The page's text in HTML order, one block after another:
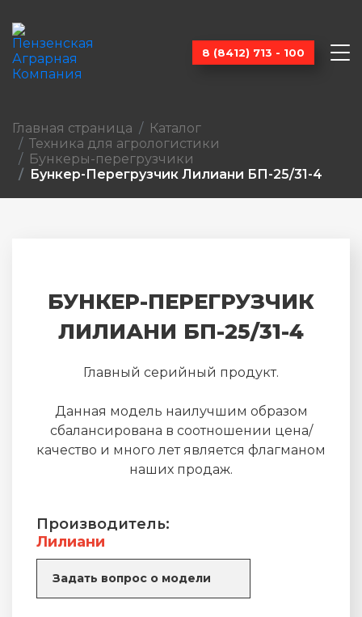
8 (8412) 713 - 100
Главная страница
Каталог
Техника для агрологистики
Бункеры-перегрузчики
Бункер-Перегрузчик Лилиани БП-25/31-4
БУНКЕР-ПЕРЕГРУЗЧИК
ЛИЛИАНИ БП-25/31-4
Главный серийный продукт.
Данная модель наилучшим образом
сбалансирована в соотношении цена/
качество и много лет является флагманом
наших продаж.
Производитель:
Лилиани
Задать вопрос о модели